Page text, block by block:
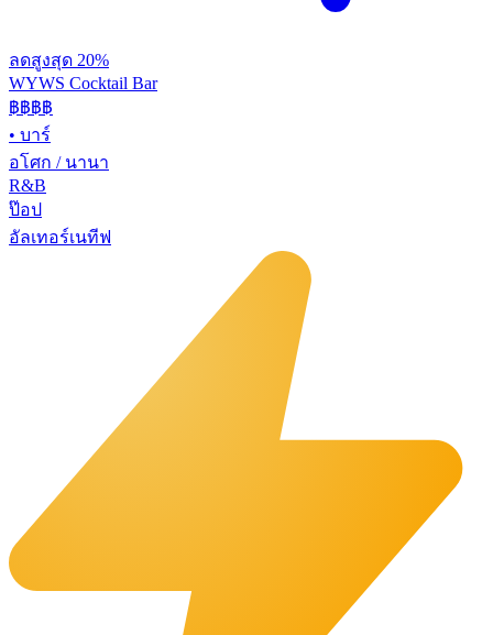
ลดสูงสุด 20%
WYWS Cocktail Bar
฿฿฿฿
• บาร์
อโศก / นานา
R&B
ป๊อป
อัลเทอร์เนทีฟ